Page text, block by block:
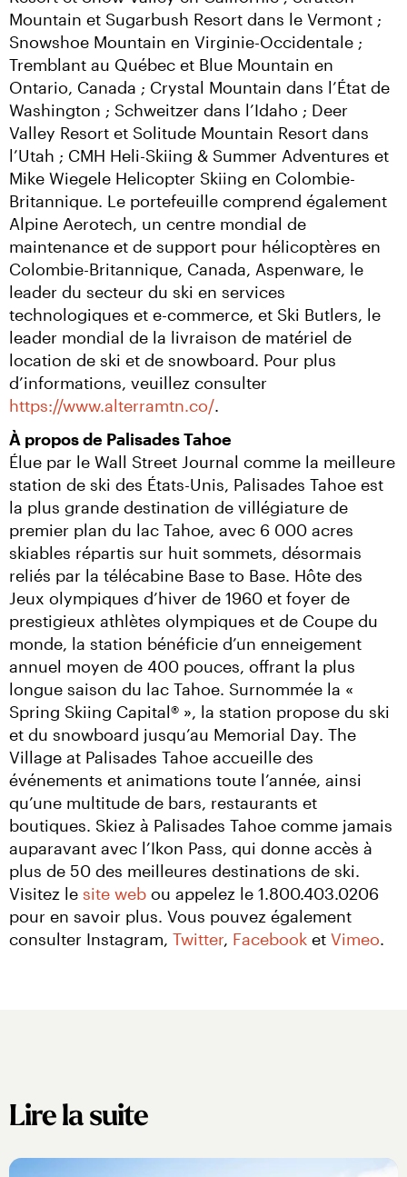
Mountain et Sugarbush Resort dans le Vermont ;
Snowshoe Mountain en Virginie-Occidentale ;
Tremblant au Québec et Blue Mountain en
Ontario, Canada ; Crystal Mountain dans l’État de
Washington ; Schweitzer dans l’Idaho ; Deer
Valley Resort et Solitude Mountain Resort dans
l’Utah ; CMH Heli-Skiing & Summer Adventures et
Mike Wiegele Helicopter Skiing en Colombie-
Britannique. Le portefeuille comprend également
Alpine Aerotech, un centre mondial de
maintenance et de support pour hélicoptères en
Colombie-Britannique, Canada, Aspenware, le
leader du secteur du ski en services
technologiques et e-commerce, et Ski Butlers, le
leader mondial de la livraison de matériel de
location de ski et de snowboard. Pour plus
https://www.alterramtn.co/.
À propos de Palisades Tahoe
Élue par le Wall Street Journal comme la meilleure
station de ski des États-Unis, Palisades Tahoe est
la plus grande destination de villégiature de
premier plan du lac Tahoe, avec 6 000 acres
skiables répartis sur huit sommets, désormais
reliés par la télécabine Base to Base. Hôte des
Jeux olympiques d’hiver de 1960 et foyer de
prestigieux athlètes olympiques et de Coupe du
monde, la station bénéficie d’un enneigement
annuel moyen de 400 pouces, offrant la plus
longue saison du lac Tahoe. Surnommée la «
Spring Skiing Capital® », la station propose du ski
et du snowboard jusqu’au Memorial Day. The
Village at Palisades Tahoe accueille des
événements et animations toute l’année, ainsi
qu’une multitude de bars, restaurants et
boutiques. Skiez à Palisades Tahoe comme jamais
auparavant avec l’Ikon Pass, qui donne accès à
plus de 50 des meilleures destinations de ski.
Visitez le site web ou appelez le 1.800.403.0206
pour en savoir plus. Vous pouvez également
consulter Instagram, Twitter, Facebook et Vimeo.
Lire la suite